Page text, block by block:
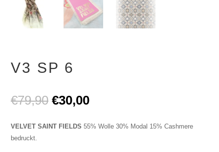
V3 SP 6
€79,90 Ursprünglicher
Preis
war:
€30,00Aktueller
ist:
VELVET SAINT FIELDS 55% Wolle 30% Modal 15% Cashmere
bedruckt.